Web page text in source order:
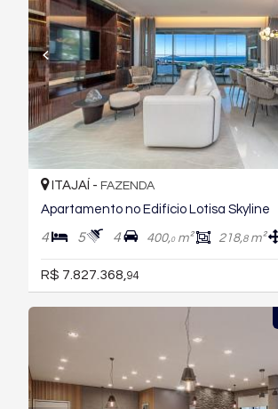
ITAJAÍ - FAZENDA
Apartamento no Edifício Lotisa Skyline
4 5 4 400,0m² 218,8m²
R$ 7.827.368, 94